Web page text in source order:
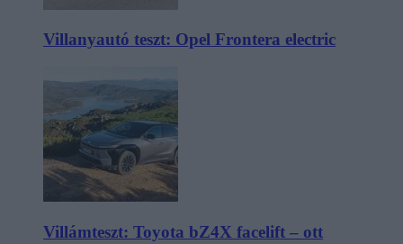
Villanyautó teszt: Opel Frontera electric
Villámteszt: Toyota bZ4X facelift – ott